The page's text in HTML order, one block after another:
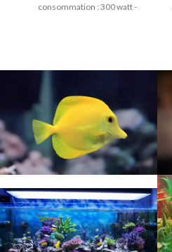
consommation : 300 watt -